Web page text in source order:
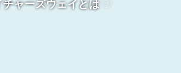
チャーズウェイとは